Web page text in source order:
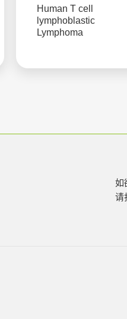
Human T cell
lymphoblastic
Lymphoma
如
请